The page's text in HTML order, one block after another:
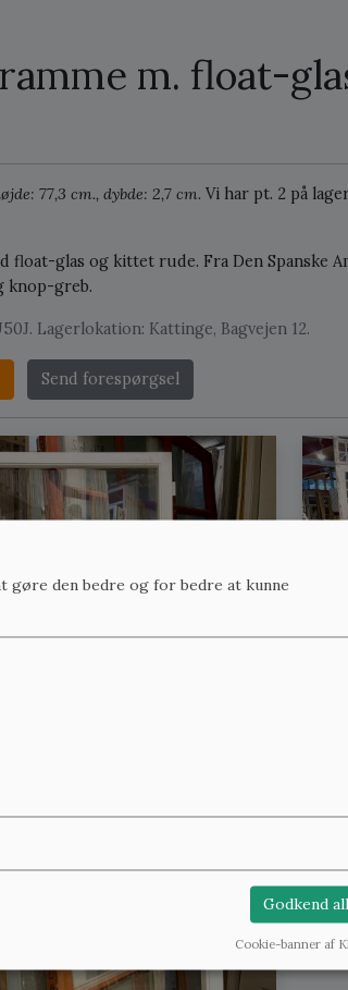
m. float-
77,3 cm., dybde: 2,7 cm. Vi har pt. 2 på
float-glas og kittet rude. Fra Den Spanske
greb.
Lagerlokation: Kattinge, Bagvejen 12.
Send forespørgsel
gøre den bedre og for bedre at kunne
Godkend
Cookie-banner af